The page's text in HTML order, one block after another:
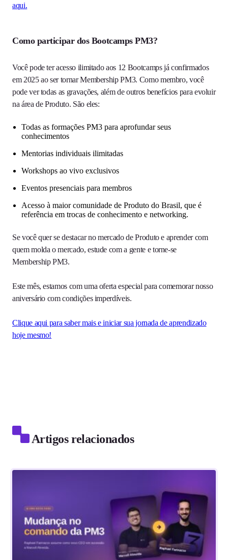
aqui.
Como participar dos Bootcamps PM3?
Você pode ter acesso ilimitado aos 12 Bootcamps já confirmados
em 2025 ao ser tornar Membership PM3. Como membro, você
pode ver todas as gravações, além de outros benefícios para evoluir
na área de Produto. São eles:
Todas as formações PM3 para aprofundar seus
conhecimentos
Mentorias individuais ilimitadas
Workshops ao vivo exclusivos
Eventos presenciais para membros
Acesso à maior comunidade de Produto do Brasil, que é
referência em trocas de conhecimento e networking.
Se você quer se destacar no mercado de Produto e aprender com
quem molda o mercado, estude com a gente e torne-se
Membership PM3.
Este mês, estamos com uma oferta especial para comemorar nosso
aniversário com condições imperdíveis.
Clique aqui para saber mais e iniciar sua jornada de aprendizado
hoje mesmo!
Artigos relacionados